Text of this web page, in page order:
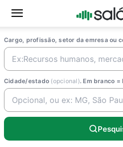
Cargo, profissão, setor da emresa ou
Cidade/estado (opcional). Em branco =